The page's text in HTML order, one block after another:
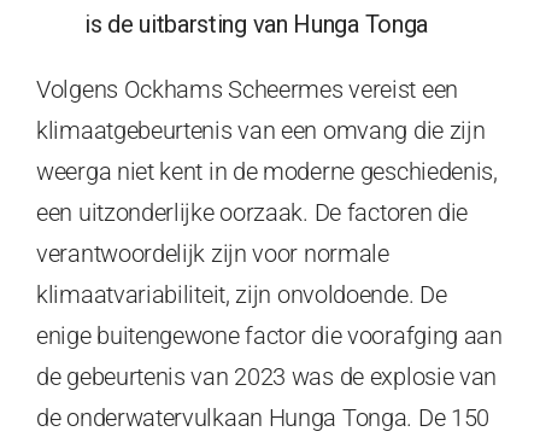
is de uitbarsting van Hunga Tonga
Volgens Ockhams Scheermes vereist een
klimaatgebeurtenis van een omvang die zijn
weerga niet kent in de moderne geschiedenis,
een uitzonderlijke oorzaak. De factoren die
verantwoordelijk zijn voor normale
klimaatvariabiliteit, zijn onvoldoende. De
enige buitengewone factor die voorafging aan
de gebeurtenis van 2023 was de explosie van
de onderwatervulkaan Hunga Tonga. De 150